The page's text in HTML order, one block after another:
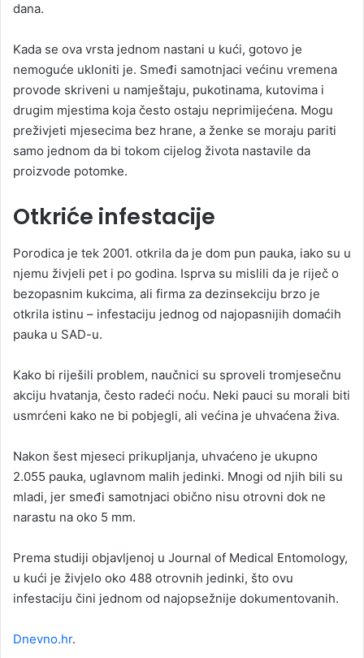
dana.
Kada se ova vrsta jednom nastani u kući, gotovo je
nemoguće ukloniti je. Smeđi samotnjaci većinu vremena
provode skriveni u namještaju, pukotinama, kutovima i
drugim mjestima koja često ostaju neprimijećena. Mogu
preživjeti mjesecima bez hrane, a ženke se moraju pariti
samo jednom da bi tokom cijelog života nastavile da
proizvode potomke.
Otkriće infestacije
Porodica je tek 2001. otkrila da je dom pun pauka, iako su u
njemu živjeli pet i po godina. Isprva su mislili da je riječ o
bezopasnim kukcima, ali firma za dezinsekciju brzo je
otkrila istinu – infestaciju jednog od najopasnijih domaćih
pauka u SAD-u.
Kako bi riješili problem, naučnici su sproveli tromjesečnu
akciju hvatanja, često radeći noću. Neki pauci su morali biti
usmrćeni kako ne bi pobjegli, ali većina je uhvaćena živa.
Nakon šest mjeseci prikupljanja, uhvaćeno je ukupno
2.055 pauka, uglavnom malih jedinki. Mnogi od njih bili su
mladi, jer smeđi samotnjaci obično nisu otrovni dok ne
narastu na oko 5 mm.
Prema studiji objavljenoj u Journal of Medical Entomology,
u kući je živjelo oko 488 otrovnih jedinki, što ovu
infestaciju čini jednom od najopsežnije dokumentovanih.
Dnevno.hr.